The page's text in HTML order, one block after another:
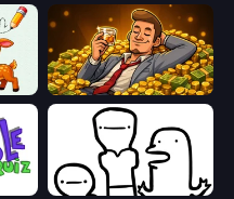
Draw Missing Part | DOP Puzzle Idle Billionaire Tycoon
I Don't Even Know